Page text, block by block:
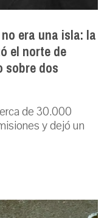
era una isla: la
el norte de
sobre dos
de 30.000
y dejó un